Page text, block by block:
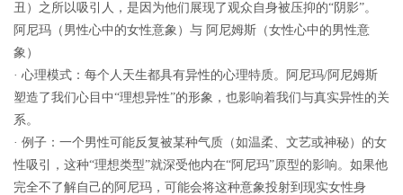
丑）之所以吸引人，是因为他们展现了观众自身被压抑的“阴影”。
阿尼玛（男性心中的女性意象）与 阿尼姆斯（女性心中的男性意
象）
· 心理模式：每个人天生都具有异性的心理特质。阿尼玛/阿尼姆斯
塑造了我们心目中“理想异性”的形象，也影响着我们与真实异性的关
系。
· 例子：一个男性可能反复被某种气质（如温柔、文艺或神秘）的女
性吸引，这种“理想类型”就深受他内在“阿尼玛”原型的影响。如果他
完全不了解自己的阿尼玛，可能会将这种意象投射到现实女性身